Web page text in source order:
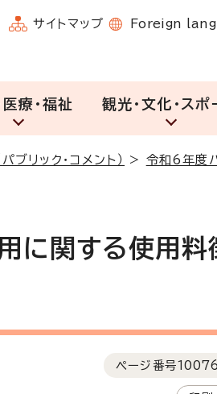
サイトマップ Foreign
医療・福祉 観光・文化・スポ
ブリック・コメント） > 令和6年度
に関する使用料
ページ番号